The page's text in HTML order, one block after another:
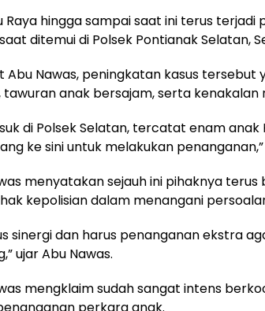
Raya hingga sampai saat ini terus terjadi
ditemui di Polsek Pontianak Selatan,
Abu Nawas, peningkatan kasus tersebut
tawuran anak bersajam, serta kenakalan
di Polsek Selatan, tercatat enam anak
ke sini untuk melakukan
menyatakan sejauh ini pihaknya
kepolisian dalam menangani
sinergi dan harus penanganan ekstra
ujar Abu Nawas.
mengklaim sudah sangat intens